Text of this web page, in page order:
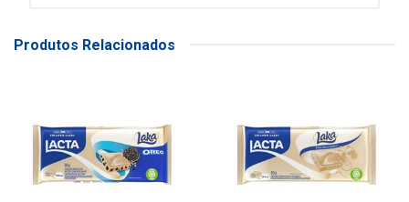
Produtos Relacionados